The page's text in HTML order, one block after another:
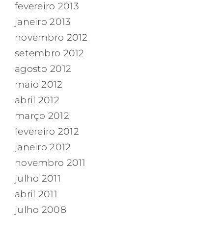
fevereiro 2013
janeiro 2013
novembro 2012
setembro 2012
agosto 2012
maio 2012
abril 2012
março 2012
fevereiro 2012
janeiro 2012
novembro 2011
julho 2011
abril 2011
julho 2008